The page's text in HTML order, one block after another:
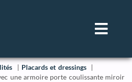
Placards et dressings
une armoire porte coulissante miroir